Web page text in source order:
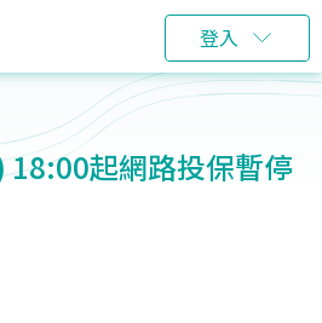
登入
起網路投保暫停